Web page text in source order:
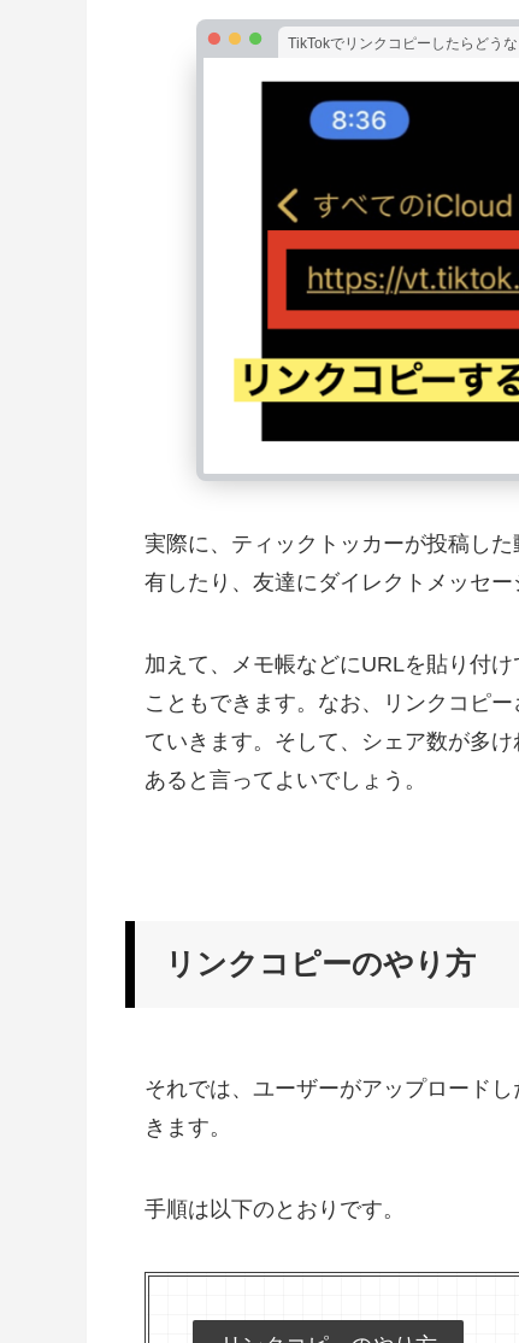
TikTokでリンクコピーしたらどうな
実際に、ティックトッカーが投稿し
有したり、友達にダイレクトメッセ
加えて、メモ帳などにURLを貼り付
こともできます。なお、リンクコピ
ていきます。そして、シェア数が多
あると言ってよいでしょう。
リンクコピーのやり方
それでは、ユーザーがアップロード
きます。
手順は以下のとおりです。